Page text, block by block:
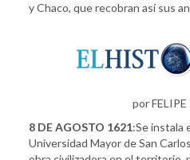
y Chaco, que recobran así sus
por
8 DE AGOSTO 1621:Se instala
Universidad Mayor de San